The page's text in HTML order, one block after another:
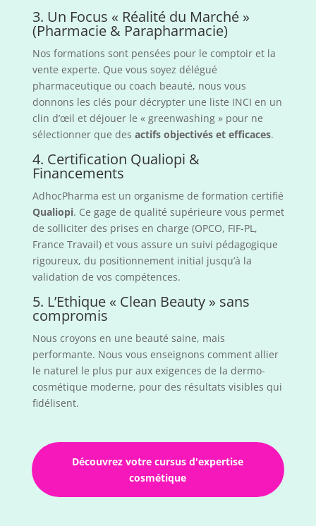
3. Un Focus « Réalité du Marché »
(Pharmacie & Parapharmacie)
Nos formations sont pensées pour le comptoir et la
vente experte. Que vous soyez délégué
pharmaceutique ou coach beauté, nous vous
donnons les clés pour décrypter une liste INCI en un
clin d’œil et déjouer le « greenwashing » pour ne
sélectionner que des actifs objectivés et efficaces.
4. Certification Qualiopi &
Financements
AdhocPharma est un organisme de formation certifié
Qualiopi. Ce gage de qualité supérieure vous permet
de solliciter des prises en charge (OPCO, FIF-PL,
France Travail) et vous assure un suivi pédagogique
rigoureux, du positionnement initial jusqu’à la
validation de vos compétences.
5. L’Ethique « Clean Beauty » sans
compromis
Nous croyons en une beauté saine, mais
performante. Nous vous enseignons comment allier
le naturel le plus pur aux exigences de la dermo-
cosmétique moderne, pour des résultats visibles qui
fidélisent.
Découvrez votre cursus d'expertise
cosmétique